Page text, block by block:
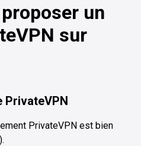
un
sur
PrivateVPN
PrivateVPN est bien